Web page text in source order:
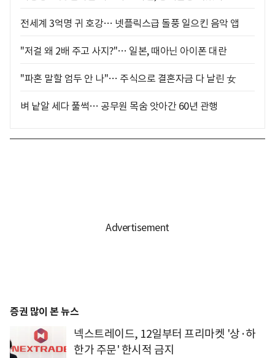
전세계 3억명 귀 호강… 넷플릭스급 돌풍 일으킨 음악 앱
"저걸 왜 2배 주고 사지?"… 일본, 때아닌 아이폰 대란
"파혼 말할 엄두 안 나"… 주식으로 결혼자금 다 날린 女
벼 낱알 세다 풀썩… 공무원 목숨 앗아간 60년 관행
증권 많이 본 뉴스
넥스트레이드, 12일부터 프리마켓 '상·하
한가 주문' 한시적 금지